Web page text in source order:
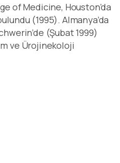
of Medicine, Houston’da
(1995). Almanya’da
(Şubat 1999)
ve Ürojinekoloji